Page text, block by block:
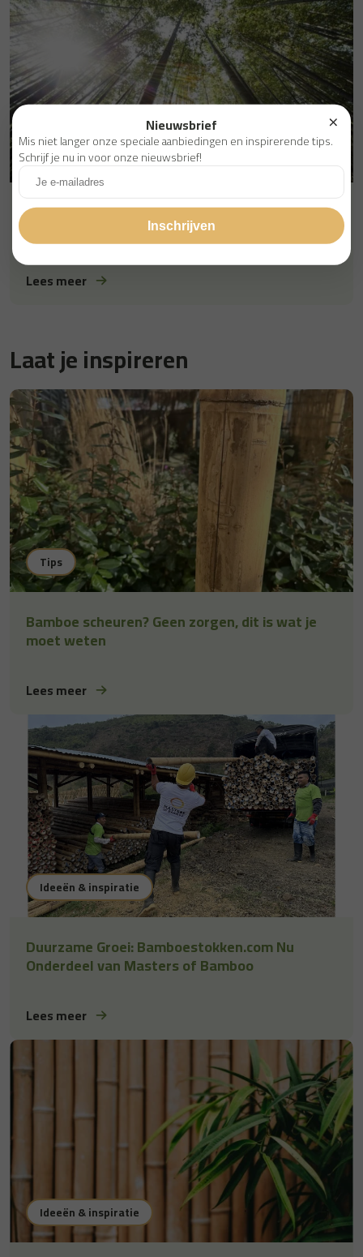
Ideeën & inspiratie
5 bamboe weetjes
Lees meer
Laat je inspireren
Tips
Bamboe scheuren? Geen zorgen, dit is wat je
moet weten
Lees meer
Ideeën & inspiratie
Duurzame Groei: Bamboestokken.com Nu
Onderdeel van Masters of Bamboo
Lees meer
Ideeën & inspiratie
Nieuwsbrief
Mis niet langer onze speciale aanbiedingen en inspirerende tips.
Schrijf je nu in voor onze nieuwsbrief!